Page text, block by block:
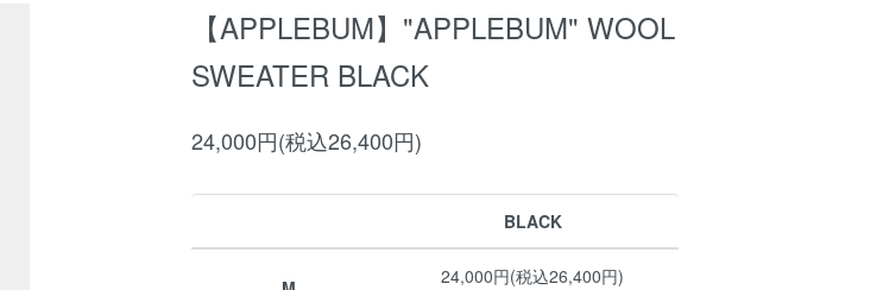
【APPLEBUM】"APPLEBUM" WOOL
SWEATER BLACK
24,000円(税込26,400円)
BLACK
24,000円(税込26,400円)